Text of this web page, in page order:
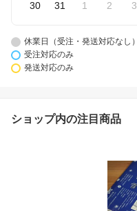
30 31 1 2 3
休業日（受注・発送対応なし）
受注対応のみ
発送対応のみ
ショップ内の注目商品